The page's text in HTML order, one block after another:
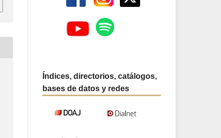
Índices, directorios, catálogos,
bases de datos y redes